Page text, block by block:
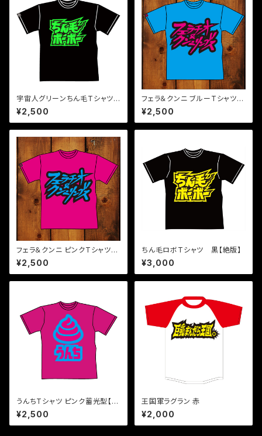
宇宙人グリーンちん毛Tシャツ
蓄光【廃盤】
¥2,500
フェラ＆クンニ ブルーTシャツ
【絶版】
¥2,500
フェラ＆クンニ ピンクTシャツ
【在庫限り】
¥2,500
ちん毛ロボTシャツ 黒【絶版】
¥3,000
うんちTシャツ ピンク蓄光型【在
庫限り】
¥2,500
王国軍ラグラン 赤
¥2,000